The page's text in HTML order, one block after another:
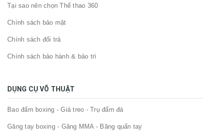
Tại sao nên chọn Thể thao 360
Chính sách bảo mật
Chính sách đổi trả
Chính sách bảo hành & bảo trì
DỤNG CỤ VÕ THUẬT
Bao đấm boxing - Giá treo - Trụ đấm đá
Găng tay boxing - Găng MMA - Băng quấn tay